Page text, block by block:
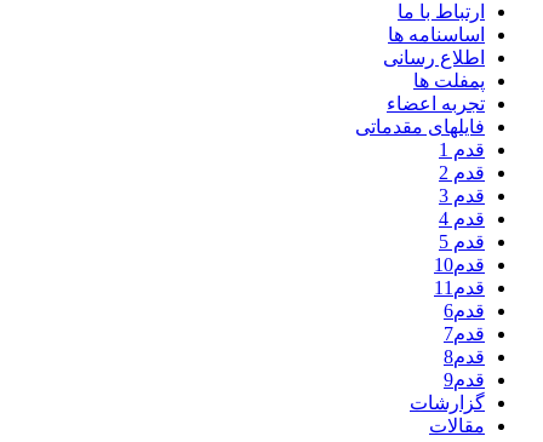
ارتباط با ما
اساسنامه ها
اطلاع رسانی
پمفلت ها
تجربه اعضاء
فایلهای مقدماتی
قدم 1
قدم 2
قدم 3
قدم 4
قدم 5
قدم10
قدم11
قدم6
قدم7
قدم8
قدم9
گزارشات
مقالات